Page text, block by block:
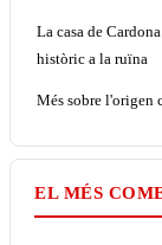
La casa de
històric a la ruïna
Més sobre l'origen
EL MÉS